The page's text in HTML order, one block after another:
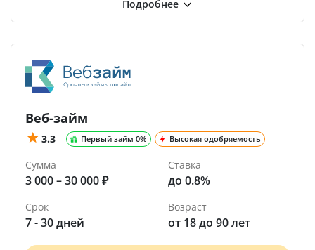
Веб-займ
3.3 Первый займ 0% Высокая одобряемость
Сумма
3 000 – 30 000 ₽
Ставка
до 0.8%
Срок
7 - 30 дней
Возраст
от 18 до 90 лет